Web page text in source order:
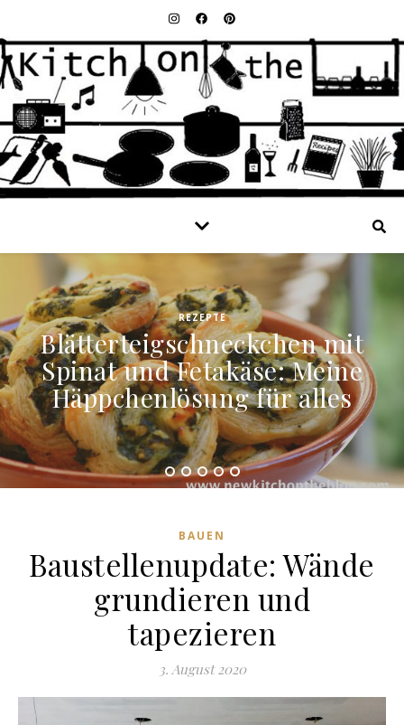
REZEPTE
Blätterteigschneckchen mit
Spinat und Fetakäse: Meine
Häppchenlösung für alles
BAUEN
Baustellenupdate: Wände
grundieren und
tapezieren
3. August 2020